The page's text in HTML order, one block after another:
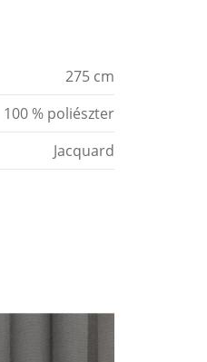
275 cm
100 % poliészter
Jacquard